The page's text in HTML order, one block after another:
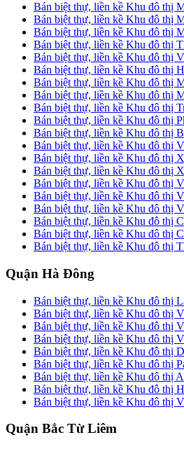
Bán biệt thự, liền kề Khu đô thị
Bán biệt thự, liền kề Khu đô thị
Bán biệt thự, liền kề Khu đô thị
Bán biệt thự, liền kề Khu đô thị
Bán biệt thự, liền kề Khu đô thị
Bán biệt thự, liền kề Khu đô thị
Bán biệt thự, liền kề Khu đô thị
Bán biệt thự, liền kề Khu đô thị
Bán biệt thự, liền kề Khu đô thị
Bán biệt thự, liền kề Khu đô thị
Bán biệt thự, liền kề Khu đô thị
Bán biệt thự, liền kề Khu đô thị
Bán biệt thự, liền kề Khu đô thị
Bán biệt thự, liền kề Khu đô thị
Bán biệt thự, liền kề Khu đô thị
Bán biệt thự, liền kề Khu đô thị
Bán biệt thự, liền kề Khu đô thị
Bán biệt thự, liền kề Khu đô thị
Bán biệt thự, liền kề Khu đô thị
Bán biệt thự, liền kề Khu đô thị
Quận Hà Đông
Bán biệt thự, liền kề Khu đô thị
Bán biệt thự, liền kề Khu đô thị
Bán biệt thự, liền kề Khu đô thị
Bán biệt thự, liền kề Khu đô thị
Bán biệt thự, liền kề Khu đô thị
Bán biệt thự, liền kề Khu đô thị
Bán biệt thự, liền kề Khu đô thị
Bán biệt thự, liền kề Khu đô thị
Bán biệt thự, liền kề Khu đô thị
Quận Bắc Từ Liêm